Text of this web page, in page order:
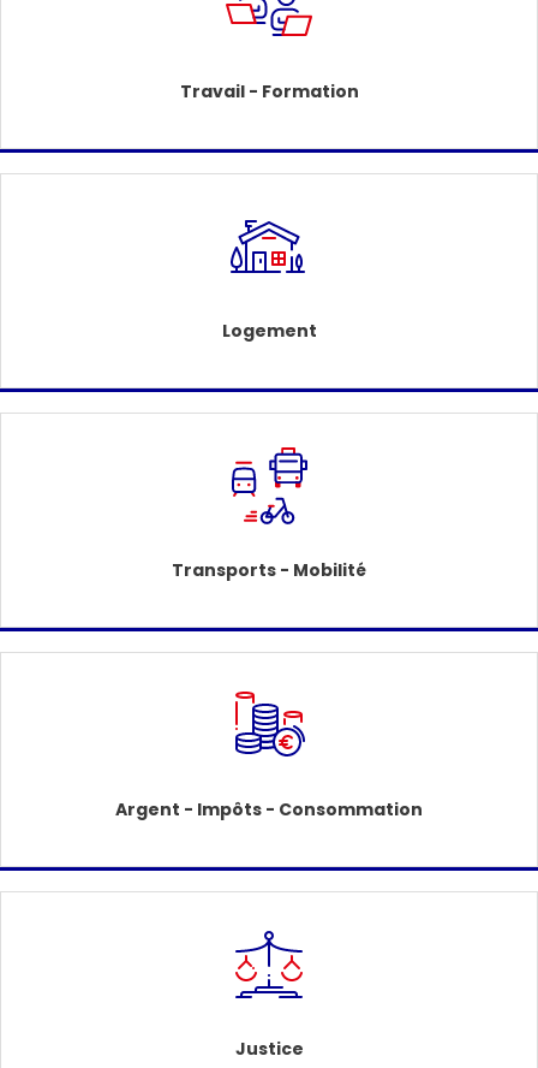
Travail - Formation
Logement
Transports - Mobilité
Argent - Impôts - Consommation
Justice